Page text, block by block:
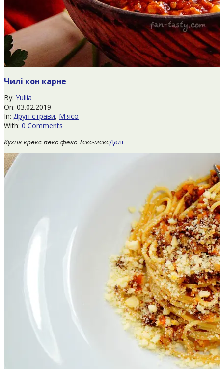
Чилі кон карне
2019-
02-
03
By: Yuliia
On: 03.02.2019
In: Другі страви, М'ясо
With: 0 Comments
Кухня к̶р̶̶̶е̶̶̶к̶̶̶с̶̶̶ ̶̶̶п̶̶̶е̶̶̶к̶̶̶с̶̶̶ ̶̶̶ф̶̶̶е̶̶̶к̶̶̶с̶̶̶ Текс-мексДалі